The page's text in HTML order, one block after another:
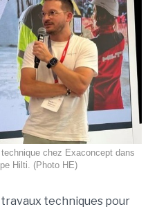
chez Exaconcept dans
Hilti. (Photo HE)
techniques pour